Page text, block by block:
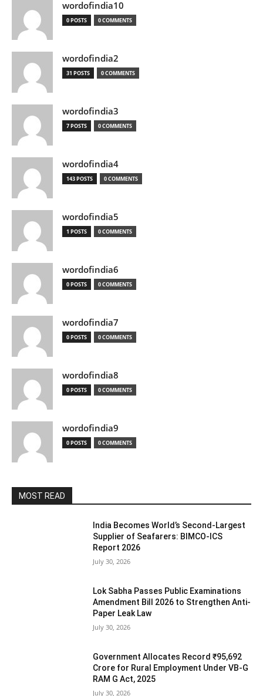
wordofindia10
0 POSTS 0 COMMENTS
wordofindia2
31 POSTS 0 COMMENTS
wordofindia3
7 POSTS 0 COMMENTS
wordofindia4
143 POSTS 0 COMMENTS
wordofindia5
1 POSTS 0 COMMENTS
wordofindia6
0 POSTS 0 COMMENTS
wordofindia7
0 POSTS 0 COMMENTS
wordofindia8
0 POSTS 0 COMMENTS
wordofindia9
0 POSTS 0 COMMENTS
MOST READ
India Becomes World’s Second-Largest
Supplier of Seafarers: BIMCO-ICS
Report 2026
July 30, 2026
Lok Sabha Passes Public Examinations
Amendment Bill 2026 to Strengthen Anti-
Paper Leak Law
July 30, 2026
Government Allocates Record ₹95,692
Crore for Rural Employment Under VB-G
RAM G Act, 2025
July 30, 2026